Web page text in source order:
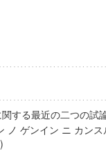
関する最近の二つの
ノ ゲンイン ニ カンス